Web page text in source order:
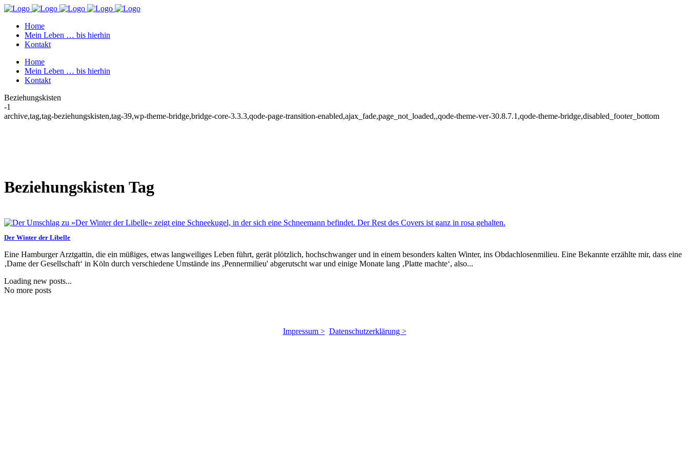
Home
Mein Leben … bis hierhin
Kontakt
Home
Mein Leben … bis hierhin
Kontakt
Beziehungskisten
-1
archive,tag,tag-beziehungskisten,tag-39,wp-theme-bridge,bridge-core-3.3.3,qode-page-transition-enabled,ajax_fade,page_not_loaded,,qode-theme-ver-30.8.7.1,qode-theme-bridge,disabled_footer_bottom
Beziehungskisten Tag
Der Winter der Libelle
Eine Hamburger Arztgattin, die ein müßiges, etwas langweiliges Leben führt, gerät plötzlich, hochschwanger und in einem besonders kalten Winter, ins Obdachlosenmilieu. Eine Bekannte erzählte mir, dass eine
‚Dame der Gesellschaft‘ in Köln durch verschiedene Umstände ins ,Pennermilieu' abgerutscht war und einige Monate lang ‚Platte machte‘, also...
Loading new posts...
No more posts
Impressum > Datenschutzerklärung >